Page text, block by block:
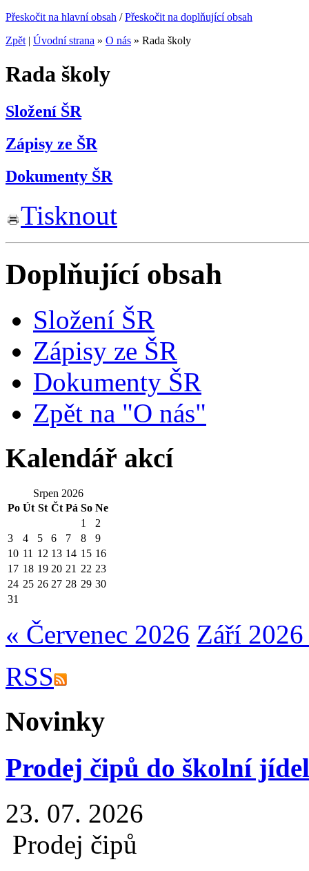
Přeskočit na hlavní obsah /Přeskočit na doplňující obsah
Zpět | Úvodní strana » O nás » Rada školy
Rada školy
Složení ŠR
Zápisy ze ŠR
Dokumenty ŠR
Tisknout
Doplňující obsah
Složení ŠR
Zápisy ze ŠR
Dokumenty ŠR
Zpět na "O nás"
Kalendář akcí
Srpen 2026
Po Út St Čt Pá So Ne
1
2
3
4 5 6 7 8
9
10 11 12 13 14 15 16
17 18 19 20 21 22 23
24 25 26 27 28 29 30
31
« Červenec 2026 Září
RSS
Novinky
Prodej čipů do školní
23. 07. 2026
Prodej čipů